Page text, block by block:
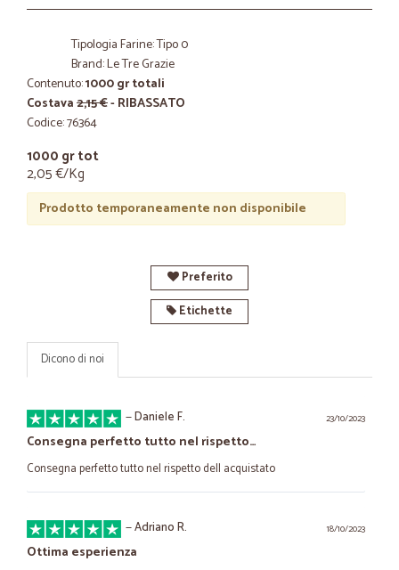
Tipologia Farine: Tipo 0
Brand: Le Tre Grazie
Contenuto:1000 gr totali
Costava2,15 €- RIBASSATO
Codice: 76364
1000 gr tot
2,05 €/Kg
Prodotto temporaneamente non disponibile
Preferito
Etichette
Dicono di noi
23/10/2023
—Daniele F.
Consegna perfetto tutto nel rispetto…
Consegna perfetto tutto nel rispetto dell acquistato
18/10/2023
—Adriano R.
Ottima esperienza